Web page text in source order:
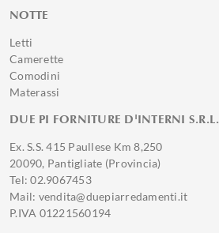
NOTTE
Letti
Camerette
Comodini
Materassi
DUE PI FORNITURE D'INTERNI S.R.L.
Ex. S.S. 415 Paullese Km 8,250
20090, Pantigliate (Provincia)
Tel: 02.9067453
Mail: vendita@duepiarredamenti.it
P.IVA 01221560194